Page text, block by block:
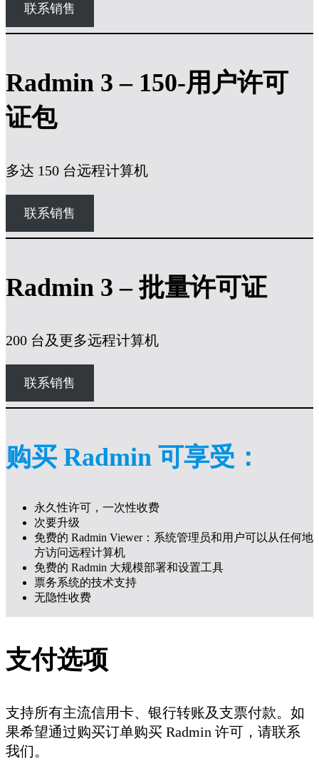
联系销售
Radmin 3 – 150-用户许可
证包
多达 150 台远程计算机
联系销售
Radmin 3 – 批量许可证
200 台及更多远程计算机
联系销售
购买 Radmin 可享受：
永久性许可，一次性收费
次要升级
免费的 Radmin Viewer：系统管理员和用户可以从任何地
方访问远程计算机
免费的 Radmin 大规模部署和设置工具
票务系统的技术支持
无隐性收费
支付选项
支持所有主流信用卡、银行转账及支票付款。如
果希望通过购买订单购买 Radmin 许可，请联系
我们。